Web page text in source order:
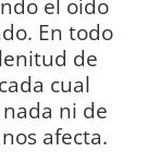
En todo
de
cual
ni de
afecta.